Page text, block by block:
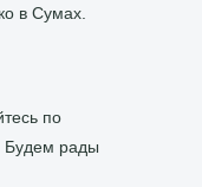
в Сумах.
по
Будем рады